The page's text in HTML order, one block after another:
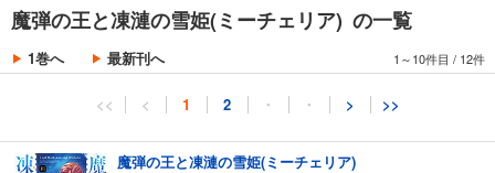
魔弾の王と凍漣の雪姫(ミーチェリア) の一覧
1巻へ 最新刊へ 1～10件目 / 12件
<< < 1 2 ・ ・ > >>
魔弾の王と凍漣の雪姫(ミーチェリア)